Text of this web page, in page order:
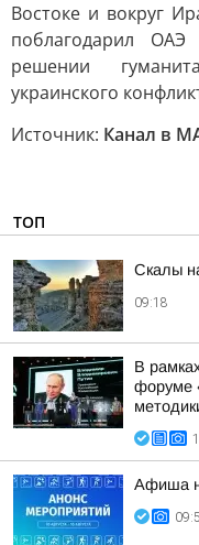
Востоке и вокруг
поблагодарил
решении
украинского
Источник: Канал в
ТОП
Скалы
09:18
В
форуме
Афиша